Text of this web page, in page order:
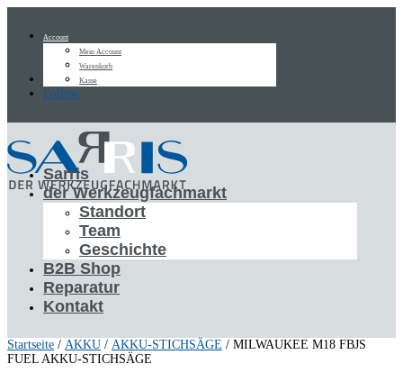
Account
Mein Account
Warenkorb
Kasse
Follow
Follow
Sarris
der Werkzeugfachmarkt
Standort
Team
Geschichte
B2B Shop
Reparatur
Kontakt
Startseite / AKKU / AKKU-STICHSÄGE / MILWAUKEE M18 FBJS
FUEL AKKU-STICHSÄGE